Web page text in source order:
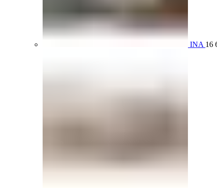
INA 16